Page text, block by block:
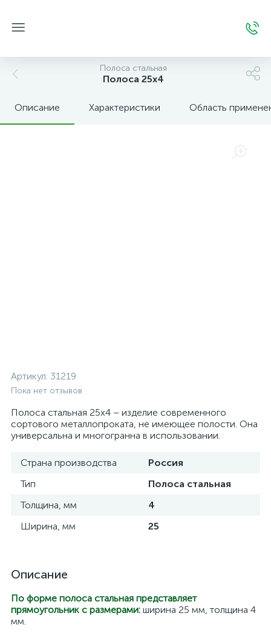
Полоса стальная
Полоса 25х4
Описание Характеристики Область
Артикул: 31219
Пока нет отзывов
Полоса стальная 25х4 – изделие современного
сортового металлопроката, не имеющее полости. Она
универсальна и многогранна в использовании.
Страна производства
Россия
Тип
Полоса стальная
Толщина, мм
4
Ширина, мм
25
Описание
По форме полоса стальная представляет
прямоугольник с размерами: ширина 25 мм, толщина 4
мм.